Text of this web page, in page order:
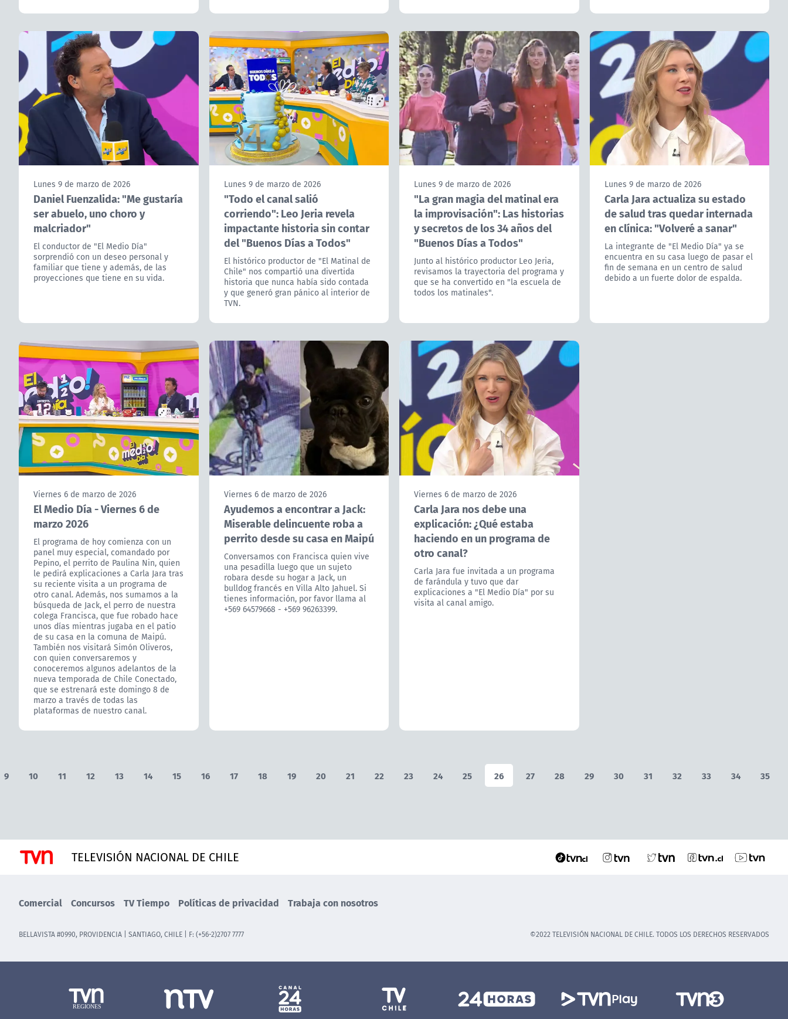
Lunes 9 de marzo de 2026
Daniel Fuenzalida: "Me gustaría
ser abuelo, uno choro y
malcriador"
El conductor de "El Medio Día"
sorprendió con un deseo personal y
familiar que tiene y además, de las
proyecciones que tiene en su vida.
Lunes 9 de marzo de 2026
"Todo el canal salió
corriendo": Leo Jeria revela
impactante historia sin contar
del "Buenos Días a Todos"
El histórico productor de "El Matinal de
Chile" nos compartió una divertida
historia que nunca había sido contada
y que generó gran pánico al interior de
TVN.
Lunes 9 de marzo de 2026
"La gran magia del matinal era
la improvisación": Las historias
y secretos de los 34 años del
"Buenos Días a Todos"
Junto al histórico productor Leo Jeria,
revisamos la trayectoria del programa y
que se ha convertido en "la escuela de
todos los matinales".
Lunes 9 de marzo de 2026
Carla Jara actualiza su estado
de salud tras quedar internada
en clínica: "Volveré a sanar"
La integrante de "El Medio Día" ya se
encuentra en su casa luego de pasar el
fin de semana en un centro de salud
debido a un fuerte dolor de espalda.
Viernes 6 de marzo de 2026
El Medio Día - Viernes 6 de
marzo 2026
El programa de hoy comienza con un
panel muy especial, comandado por
Pepino, el perrito de Paulina Nin, quien
le pedirá explicaciones a Carla Jara tras
su reciente visita a un programa de
otro canal. Además, nos sumamos a la
búsqueda de Jack, el perro de nuestra
colega Francisca, que fue robado hace
unos días mientras jugaba en el patio
de su casa en la comuna de Maipú.
También nos visitará Simón Oliveros,
con quien conversaremos y
conoceremos algunos adelantos de la
nueva temporada de Chile Conectado,
que se estrenará este domingo 8 de
marzo a través de todas las
plataformas de nuestro canal.
Viernes 6 de marzo de 2026
Ayudemos a encontrar a Jack:
Miserable delincuente roba a
perrito desde su casa en Maipú
Conversamos con Francisca quien vive
una pesadilla luego que un sujeto
robara desde su hogar a Jack, un
bulldog francés en Villa Alto Jahuel. Si
tienes información, por favor llama al
+569 64579668 - +569 96263399.
Viernes 6 de marzo de 2026
Carla Jara nos debe una
explicación: ¿Qué estaba
haciendo en un programa de
otro canal?
Carla Jara fue invitada a un programa
de farándula y tuvo que dar
explicaciones a "El Medio Día" por su
visita al canal amigo.
9 10 11 12 13 14 15 16 17 18 19 20 21 22 23 24 25 26 27 28 29 30 31 32 33 34 35
TELEVISIÓN NACIONAL DE CHILE
Comercial Concursos TV Tiempo Políticas de privacidad Trabaja con nosotros
BELLAVISTA #0990, PROVIDENCIA | SANTIAGO, CHILE | F: (+56-2)2707 7777 ©2022 TELEVISIÓN NACIONAL DE CHILE. TODOS LOS DERECHOS RESERVADOS